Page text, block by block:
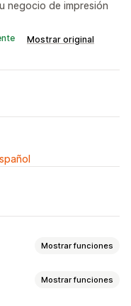
negocio de impresión
Mostrar original
Mostrar funciones
Mostrar funciones